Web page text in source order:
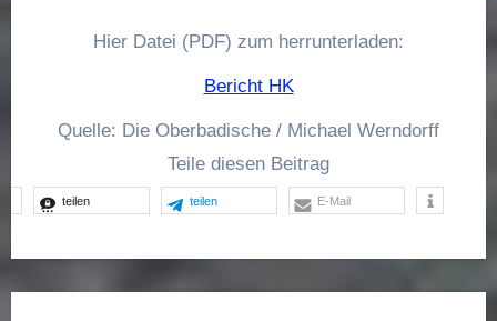
Hier Datei (PDF) zum herrunterladen:
Bericht HK
Quelle: Die Oberbadische / Michael Werndorff
Teile diesen Beitrag
teilen teilen E-Mail